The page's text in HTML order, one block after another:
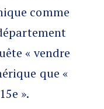
comme
« vendre
que «
».